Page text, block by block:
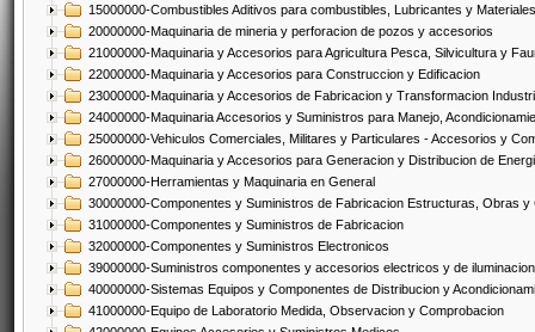
15000000-Combustibles Aditivos para combustibles, Lubricantes y
20000000-Maquinaria de mineria y perforacion de pozos y accesorios
21000000-Maquinaria y Accesorios para Agricultura Pesca, Silvicultura y
22000000-Maquinaria y Accesorios para Construccion y Edificacion
23000000-Maquinaria y Accesorios de Fabricacion y Transformacion
24000000-Maquinaria Accesorios y Suministros para Manejo,
25000000-Vehiculos Comerciales, Militares y Particulares - Accesorios y
26000000-Maquinaria y Accesorios para Generacion y Distribucion de
27000000-Herramientas y Maquinaria en General
30000000-Componentes y Suministros de Fabricacion Estructuras, Obras
31000000-Componentes y Suministros de Fabricacion
32000000-Componentes y Suministros Electronicos
39000000-Suministros componentes y accesorios electricos y de iluminacion
40000000-Sistemas Equipos y Componentes de Distribucion y
41000000-Equipo de Laboratorio Medida, Observacion y Comprobacion